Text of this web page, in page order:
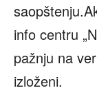
info centru
pažnju na
izloženi.